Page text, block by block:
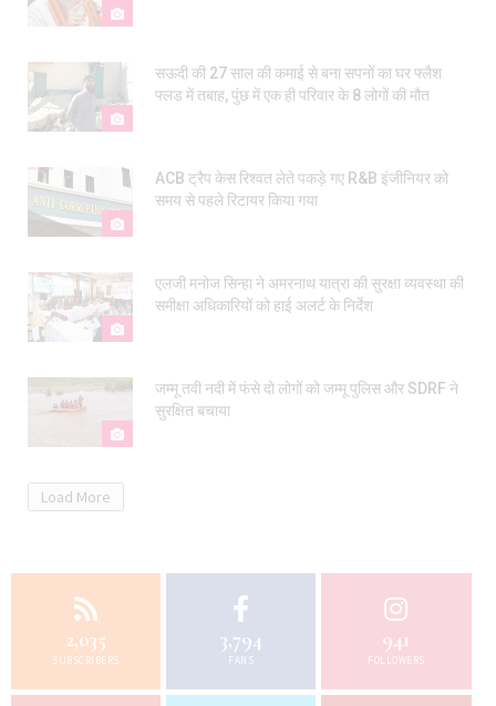
सऊदी की 27 साल की कमाई से बना सपनों का घर फ्लैश
फ्लड में तबाह, पुंछ में एक ही परिवार के 8 लोगों की मौत
ACB ट्रैप केस रिश्वत लेते पकड़े गए R&B इंजीनियर को
समय से पहले रिटायर किया गया
एलजी मनोज सिन्हा ने अमरनाथ यात्रा की सुरक्षा व्यवस्था की
समीक्षा अधिकारियों को हाई अलर्ट के निर्देश
जम्मू तवी नदी में फंसे दो लोगों को जम्मू पुलिस और SDRF ने
सुरक्षित बचाया
2,035
SUBSCRIBERS
3,794
FANS
941
FOLLOWERS